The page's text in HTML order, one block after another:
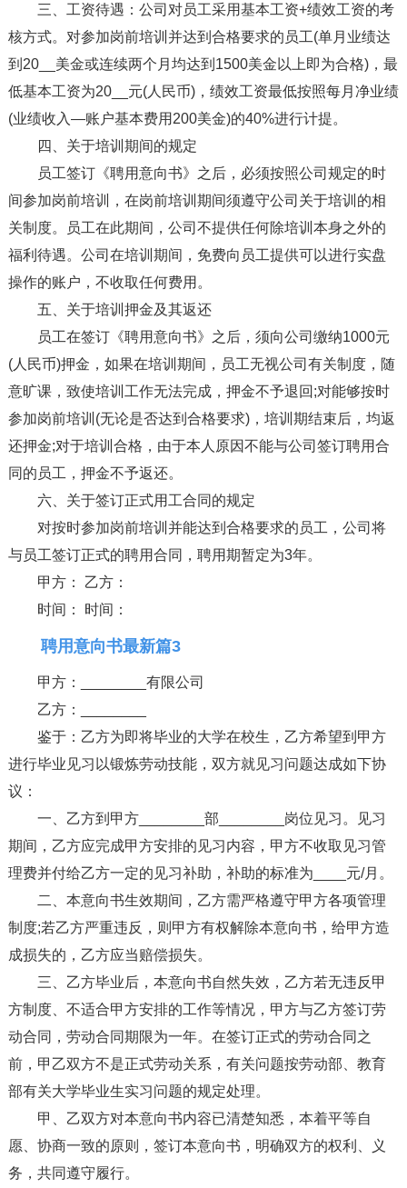
三、工资待遇：公司对员工采用基本工资+绩效工资的考
核方式。对参加岗前培训并达到合格要求的员工(单月业绩达
到20__美金或连续两个月均达到1500美金以上即为合格)，最
低基本工资为20__元(人民币)，绩效工资最低按照每月净业绩
(业绩收入—账户基本费用200美金)的40%进行计提。
四、关于培训期间的规定
员工签订《聘用意向书》之后，必须按照公司规定的时
间参加岗前培训，在岗前培训期间须遵守公司关于培训的相
关制度。员工在此期间，公司不提供任何除培训本身之外的
福利待遇。公司在培训期间，免费向员工提供可以进行实盘
操作的账户，不收取任何费用。
五、关于培训押金及其返还
员工在签订《聘用意向书》之后，须向公司缴纳1000元
(人民币)押金，如果在培训期间，员工无视公司有关制度，随
意旷课，致使培训工作无法完成，押金不予退回;对能够按时
参加岗前培训(无论是否达到合格要求)，培训期结束后，均返
还押金;对于培训合格，由于本人原因不能与公司签订聘用合
同的员工，押金不予返还。
六、关于签订正式用工合同的规定
对按时参加岗前培训并能达到合格要求的员工，公司将
与员工签订正式的聘用合同，聘用期暂定为3年。
甲方： 乙方：
时间： 时间：
聘用意向书最新篇3
甲方：________有限公司
乙方：________
鉴于：乙方为即将毕业的大学在校生，乙方希望到甲方
进行毕业见习以锻炼劳动技能，双方就见习问题达成如下协
议：
一、乙方到甲方________部________岗位见习。见习
期间，乙方应完成甲方安排的见习内容，甲方不收取见习管
理费并付给乙方一定的见习补助，补助的标准为____元/月。
二、本意向书生效期间，乙方需严格遵守甲方各项管理
制度;若乙方严重违反，则甲方有权解除本意向书，给甲方造
成损失的，乙方应当赔偿损失。
三、乙方毕业后，本意向书自然失效，乙方若无违反甲
方制度、不适合甲方安排的工作等情况，甲方与乙方签订劳
动合同，劳动合同期限为一年。在签订正式的劳动合同之
前，甲乙双方不是正式劳动关系，有关问题按劳动部、教育
部有关大学毕业生实习问题的规定处理。
甲、乙双方对本意向书内容已清楚知悉，本着平等自
愿、协商一致的原则，签订本意向书，明确双方的权利、义
务，共同遵守履行。